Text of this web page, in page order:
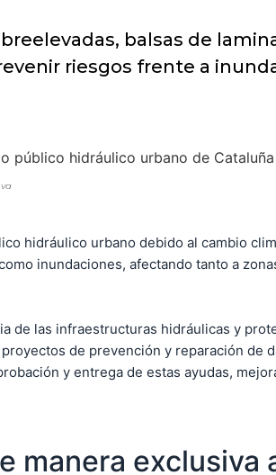
balsas de
riesgos frente a
hidráulico urbano debido al cambio
inundaciones, afectando tanto a
de las infraestructuras hidráulicas y
de prevención y reparación de
y entrega de estas ayudas,
manera exclusiva